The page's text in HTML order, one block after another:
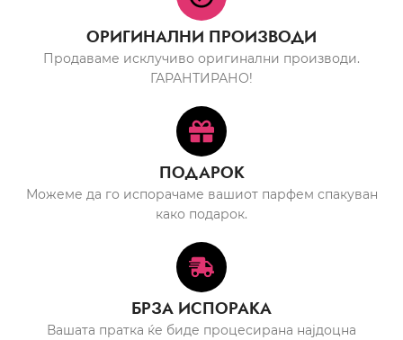
ОРИГИНАЛНИ ПРОИЗВОДИ
Продаваме исклучиво оригинални производи.
ГАРАНТИРАНО!
ПОДАРОК
Можеме да го испорачаме вашиот парфем спакуван
како подарок.
БРЗА ИСПОРАКА
Вашата пратка ќе биде процесирана најдоцна